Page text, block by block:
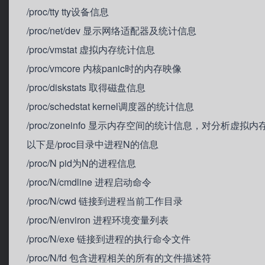
/proc/tty tty设备信息
/proc/net/dev 显示网络适配器及统计信息
/proc/vmstat 虚拟内存统计信息
/proc/vmcore 内核panic时的内存映像
/proc/diskstats 取得磁盘信息
/proc/schedstat kernel调度器的统计信息
/proc/zoneinfo 显示内存空间的统计信息，对分析虚拟内
以下是/proc目录中进程N的信息
/proc/N pid为N的进程信息
/proc/N/cmdline 进程启动命令
/proc/N/cwd 链接到进程当前工作目录
/proc/N/environ 进程环境变量列表
/proc/N/exe 链接到进程的执行命令文件
/proc/N/fd 包含进程相关的所有的文件描述符